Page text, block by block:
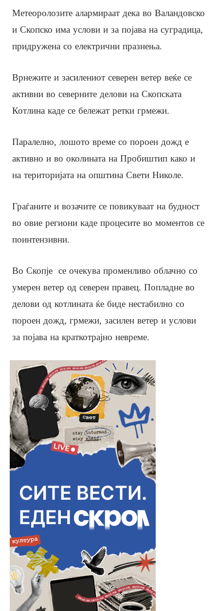
Метеоролозите алармираат дека во Валандовско
и Скопско има услови и за појава на суградица,
придружена со електрични празнења.
Врнежите и засилениот северен ветер веќе се
активни во северните делови на Скопската
Котлина каде се бележат ретки грмежи.
Паралелно, лошото време со пороен дожд е
активно и во околината на Пробиштип како и
на територијата на општина Свети Николе.
Граѓаните и возачите се повикуваат на будност
во овие региони каде процесите во моментов се
поинтензивни.
Во Скопје се очекува променливо облачно со
умерен ветер од северен правец. Попладне во
делови од котлината ќе биде нестабилно со
пороен дожд, грмежи, засилен ветер и услови
за појава на краткотрајно невреме.